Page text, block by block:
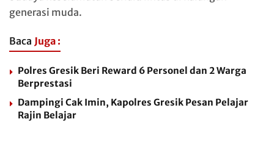
generasi muda.
Baca Juga :
Polres Gresik Beri Reward 6 Personel dan 2 Warga
Berprestasi
Dampingi Cak Imin, Kapolres Gresik Pesan Pelajar
Rajin Belajar